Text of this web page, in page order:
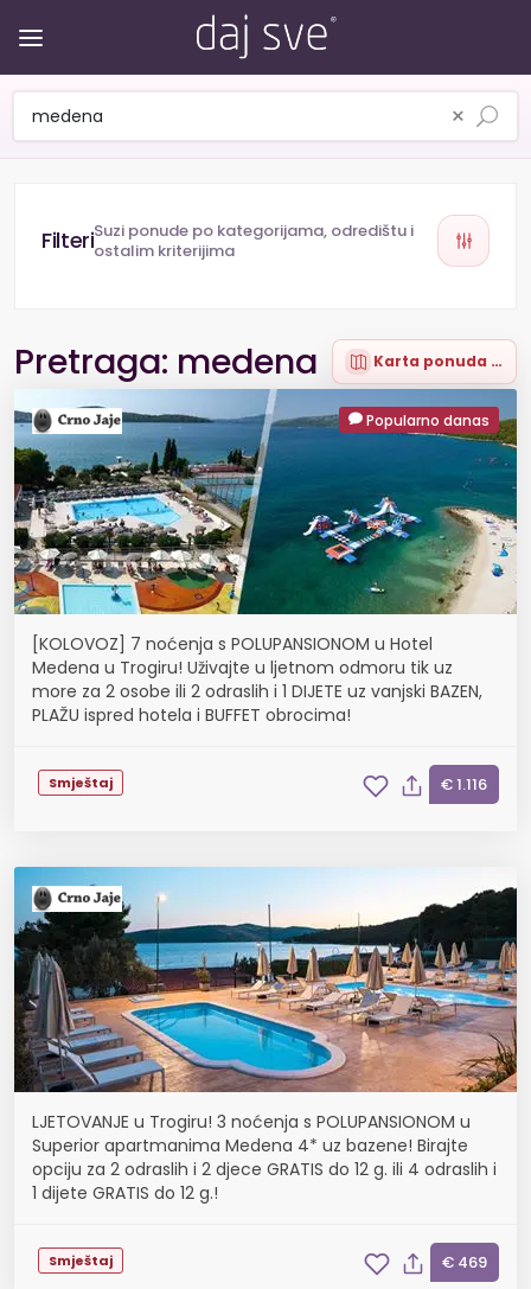
×
Suzi ponude po kategorijama, odredištu i
ostalim kriterijima
Pretraga: medena Karta ponuda (7)
Popularno danas
[KOLOVOZ] 7 noćenja s POLUPANSIONOM u Hotel
Medena u Trogiru! Uživajte u ljetnom odmoru tik uz
more za 2 osobe ili 2 odraslih i 1 DIJETE uz vanjski BAZEN,
PLAŽU ispred hotela i BUFFET obrocima!
Smještaj € 1.116
LJETOVANJE u Trogiru! 3 noćenja s POLUPANSIONOM u
Superior apartmanima Medena 4* uz bazene! Birajte
opciju za 2 odraslih i 2 djece GRATIS do 12 g. ili 4 odraslih i
1 dijete GRATIS do 12 g.!
Smještaj € 469